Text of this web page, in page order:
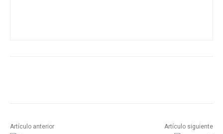
Artículo anterior Artículo siguiente